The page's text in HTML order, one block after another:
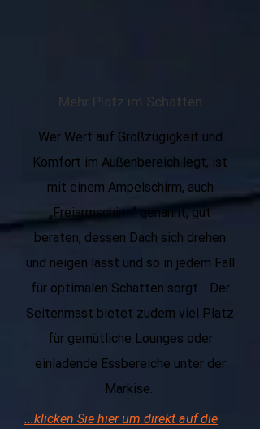
Mehr Platz im Schatten
Wer Wert auf Großzügigkeit und
Komfort im Außenbereich legt, ist
mit einem Ampelschirm, auch
„Freiarmschirm“ genannt, gut
beraten, dessen Dach sich drehen
und neigen lässt und so in jedem Fall
für optimalen Schatten sorgt. . Der
Seitenmast bietet zudem viel Platz
für gemütliche Lounges oder
einladende Essbereiche unter der
Markise.
...klicken Sie hier um direkt auf die